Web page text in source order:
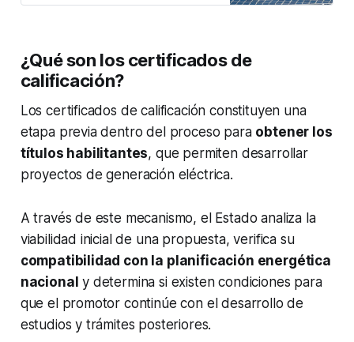
¿Qué son los certificados de
calificación?
Los certificados de calificación constituyen una
etapa previa dentro del proceso para obtener los
títulos habilitantes, que permiten desarrollar
proyectos de generación eléctrica.
A través de este mecanismo, el Estado analiza la
viabilidad inicial de una propuesta, verifica su
compatibilidad con la planificación energética
nacional y determina si existen condiciones para
que el promotor continúe con el desarrollo de
estudios y trámites posteriores.